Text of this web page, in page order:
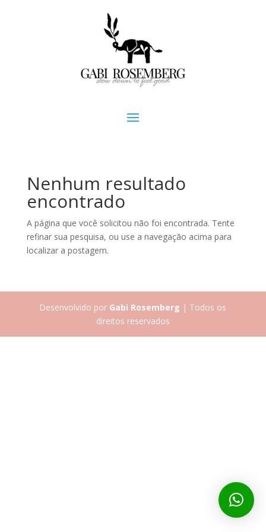
Nenhum resultado
encontrado
A página que você solicitou não foi encontrada. Tente
refinar sua pesquisa, ou use a navegação acima para
localizar a postagem.
Desenvolvido por Gabi Rosemberg | Todos os
direitos reservados